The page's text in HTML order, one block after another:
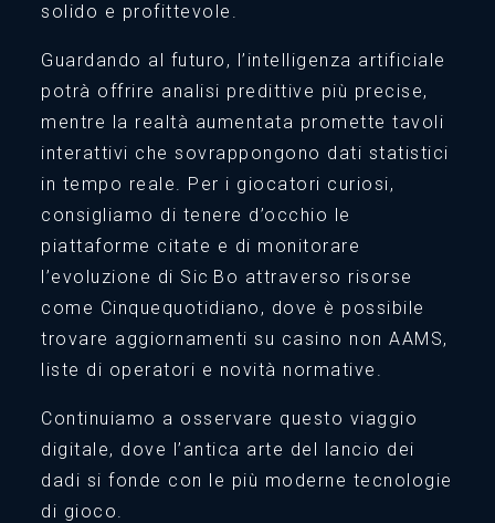
solido e profittevole.
Guardando al futuro, l’intelligenza artificiale
potrà offrire analisi predittive più precise,
mentre la realtà aumentata promette tavoli
interattivi che sovrappongono dati statistici
in tempo reale. Per i giocatori curiosi,
consigliamo di tenere d’occhio le
piattaforme citate e di monitorare
l’evoluzione di Sic Bo attraverso risorse
come Cinquequotidiano, dove è possibile
trovare aggiornamenti su casino non AAMS,
liste di operatori e novità normative.
Continuiamo a osservare questo viaggio
digitale, dove l’antica arte del lancio dei
dadi si fonde con le più moderne tecnologie
di gioco.